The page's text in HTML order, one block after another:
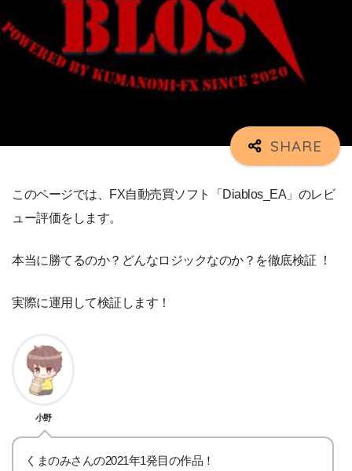
このページでは、FX自動売買ソフト「Diablos_EA」のレビ
ュー評価をします。
本当に勝てるのか？どんなロジックなのか？を徹底検証 ！
実際に運用して検証します！
小野
くまのみさんの2021年1発目の作品！